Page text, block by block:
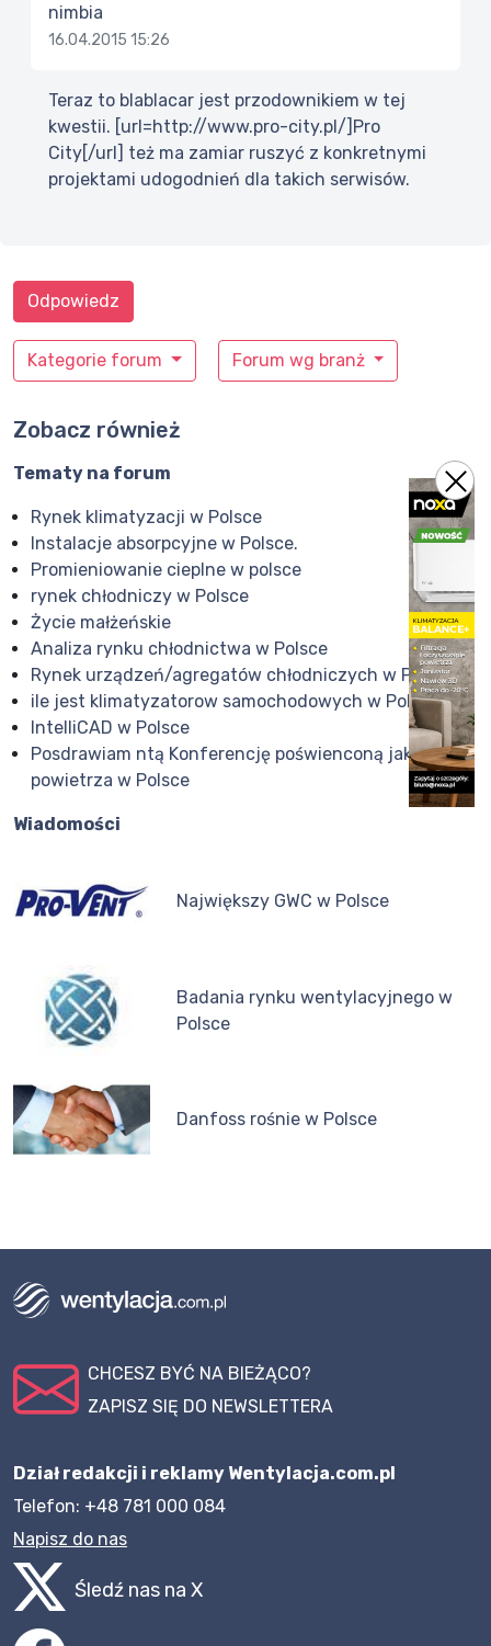
nimbia
16.04.2015 15:26
Teraz to blablacar jest przodownikiem w tej
kwestii. [url=http://www.pro-city.pl/]Pro
City[/url] też ma zamiar ruszyć z konkretnymi
projektami udogodnień dla takich serwisów.
Kategorie forum Forum wg branż
Odpowiedz
Zobacz również
Tematy na forum
Rynek klimatyzacji w Polsce
Instalacje absorpcyjne w Polsce.
Promieniowanie cieplne w polsce
rynek chłodniczy w Polsce
Życie małżeńskie
Analiza rynku chłodnictwa w Polsce
Rynek urządzeń/agregatów chłodniczych w Polsce
ile jest klimatyzatorow samochodowych w Polsce?
IntelliCAD w Polsce
Posdrawiam ntą Konferencję poświenconą jakości
powietrza w Polsce
Wiadomości
Największy GWC w Polsce
Badania rynku wentylacyjnego w
Polsce
Danfoss rośnie w Polsce
CHCESZ BYĆ NA BIEŻĄCO?
ZAPISZ SIĘ DO NEWSLETTERA
Dział redakcji i reklamy Wentylacja.com.pl
Telefon: +48 781 000 084
Napisz do nas
Śledź nas na X